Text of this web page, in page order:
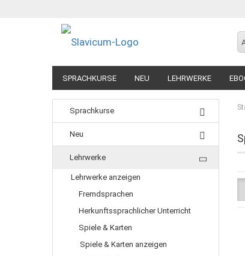
SPRACHKURSE NEU LEHRWERKE
Sprachkurse
Neu
Lehrwerke
Lehrwerke anzeigen
Fremdsprachen
Herkunftssprachlicher Unterricht
Spiele & Karten
Spiele & Karten anzeigen